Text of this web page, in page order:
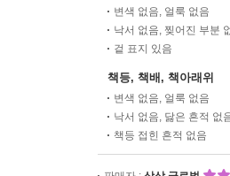
변색 없음, 얼룩 없음
낙서 없음, 찢어진 부분
겉 표지 있음
책등, 책배, 책아래위
변색 없음, 얼룩 없음
낙서 없음, 닳은 흔적 없
책등 접힌 흔적 없음